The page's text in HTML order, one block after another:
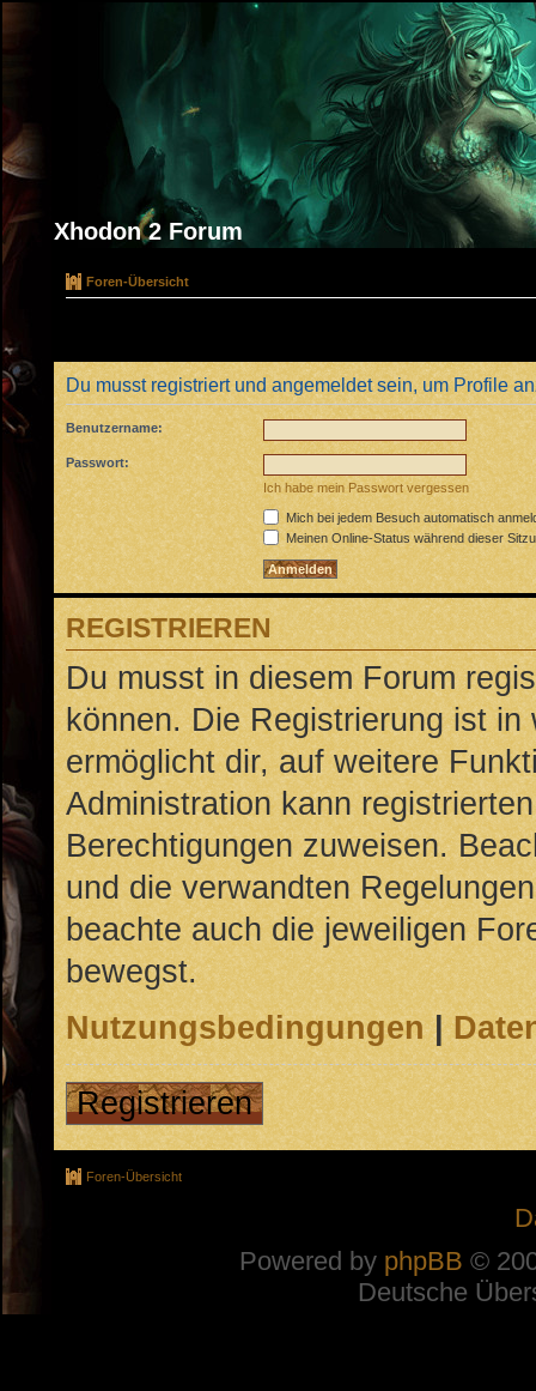
Xhodon 2 Forum
Foren-Übersicht
Du musst registriert und angemeldet sein, um Profile
Benutzername:
Passwort:
Ich habe mein Passwort vergessen
Mich bei jedem Besuch automatisch
Meinen Online-Status während dieser
REGISTRIEREN
Du musst in diesem Forum
können. Die Registrierung ist
ermöglicht dir, auf weitere
Administration kann
Berechtigungen zuweisen.
und die verwandten
beachte auch die jeweiligen
bewegst.
Nutzungsbedingungen|
Registrieren
Foren-Übersicht
Powered by phpBB ©
Deutsche